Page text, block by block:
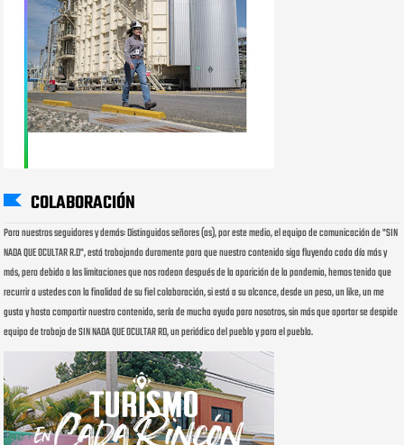
COLABORACIÓN
Para nuestros seguidores y demás: Distinguidos señores (as), por este medio, el equipo de comunicación de "SIN
NADA QUE OCULTAR R.D", está trabajando duramente para que nuestro contenido siga fluyendo cada día más y
más, pero debido a las limitaciones que nos rodean después de la aparición de la pandemia, hemos tenido que
recurrir a ustedes con la finalidad de su fiel colaboración, si está a su alcance, desde un peso, un like, un me
gusta y hasta compartir nuestro contenido, sería de mucha ayuda para nosotros, sin más que aportar se despide
equipo de trabajo de SIN NADA QUE OCULTAR RD, un periódico del pueblo y para el pueblo.